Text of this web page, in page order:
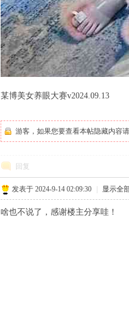
某博美女养眼大赛v2024.09.13
游客，如果您要查看本帖隐藏内容请
回复
发表于 2024-9-14 02:09:30 显示全
啥也不说了，感谢楼主分享哇！